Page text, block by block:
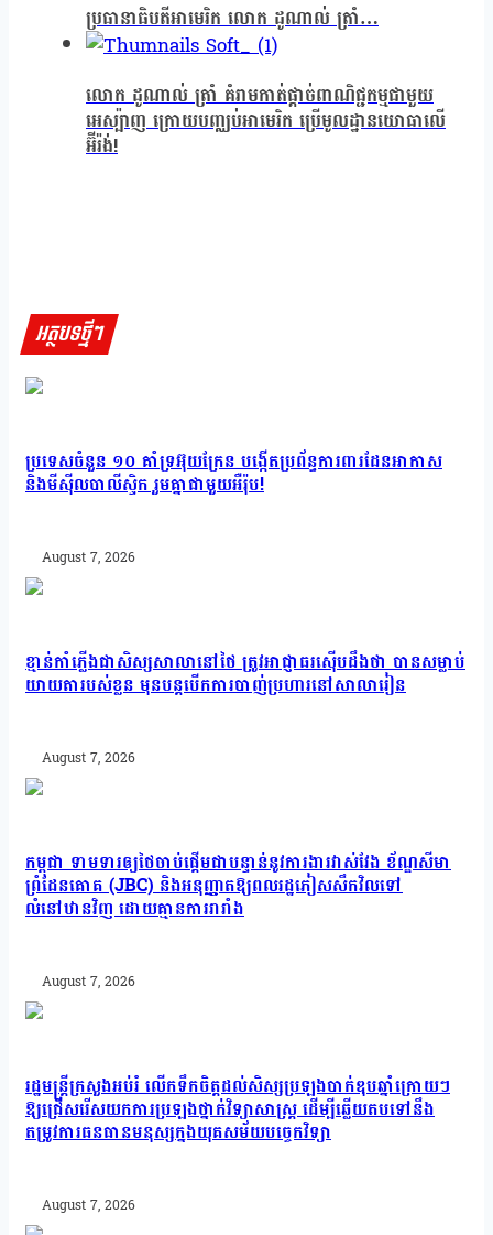
ប្រធានាធិបតីអាមេរិក លោក ដូណាល់ ត្រាំ…
លោក ដូណាល់ ត្រាំ គំរាមកាត់ផ្តាច់ពាណិជ្ជកម្មជាមួយ
អេស្ប៉ាញ ក្រោយបញ្ឈប់អាមេរិក ប្រើមូលដ្ឋានយោធាលើ
អ៊ីរ៉ង់!
អត្ថបទថ្មីៗ
ប្រទេសចំនួន ១០ គាំទ្រអ៊ុយក្រែន បង្កើតប្រព័ន្ធការពារដែនអាកាស
និងមីស៊ីលបាលីស្ទិក រួមគ្នាជាមួយអឺរ៉ុប!
August 7, 2026
ខ្មាន់កាំភ្លើងជាសិស្សសាលានៅថៃ ត្រូវអាជ្ញាធរស៊ើបដឹងថា បានសម្លាប់
យាយតារបស់ខ្លួន មុនបន្តបើកការបាញ់ប្រហារនៅសាលារៀន
August 7, 2026
កម្ពុជា ទាមទារឲ្យថៃចាប់ផ្តើមជាបន្ទាន់នូវការងារវាស់វែង ខ័ណ្ឌសីមា
ព្រំដែនគោគ (JBC) និងអនុញ្ញាតឱ្យពលរដ្ឋភៀសសឹកវិលទៅ
លំនៅឋានវិញ ដោយគ្មានការរារាំង
August 7, 2026
រដ្ឋមន្រ្តីក្រសួងអប់រំ លើកទឹកចិត្តដល់សិស្សប្រឡងបាក់ឌុបឆ្នាំក្រោយៗ
ឱ្យជ្រើសរើសយកការប្រឡងថ្នាក់វិទ្យាសាស្ត្រ ដើម្បីឆ្លើយតបទៅនឹង
តម្រូវការធនធានមនុស្សក្នុងយុគសម័យបច្ចេកវិទ្យា
August 7, 2026